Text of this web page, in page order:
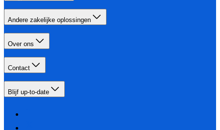
Andere zakelijke oplossingen
Over ons
Contact
Blijf up-to-date